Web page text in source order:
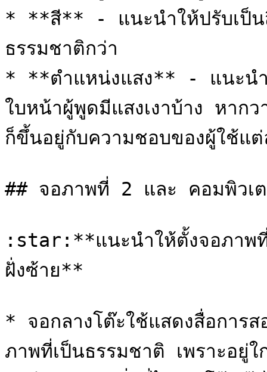
* **สี** - แนะนำให้ปรับเป็น
ธรรมชาติกว่า
* **ตำแหน่งแสง** - แนะนำ
ใบหน้าผู้พูดมีแสงเงาบ้าง หาก
ก็ขึ้นอยู่กับความชอบของผู้ใช้แ
## จอภาพที่ 2 และ คอมพิวเ
:star:**แนะนำให้ตั้งจอภาพที่
ฝั่งซ้าย**
* จอกลางโต๊ะใช้แสดงสื่อการ
ภาพที่เป็นธรรมชาติ เพราะอยู่ใ